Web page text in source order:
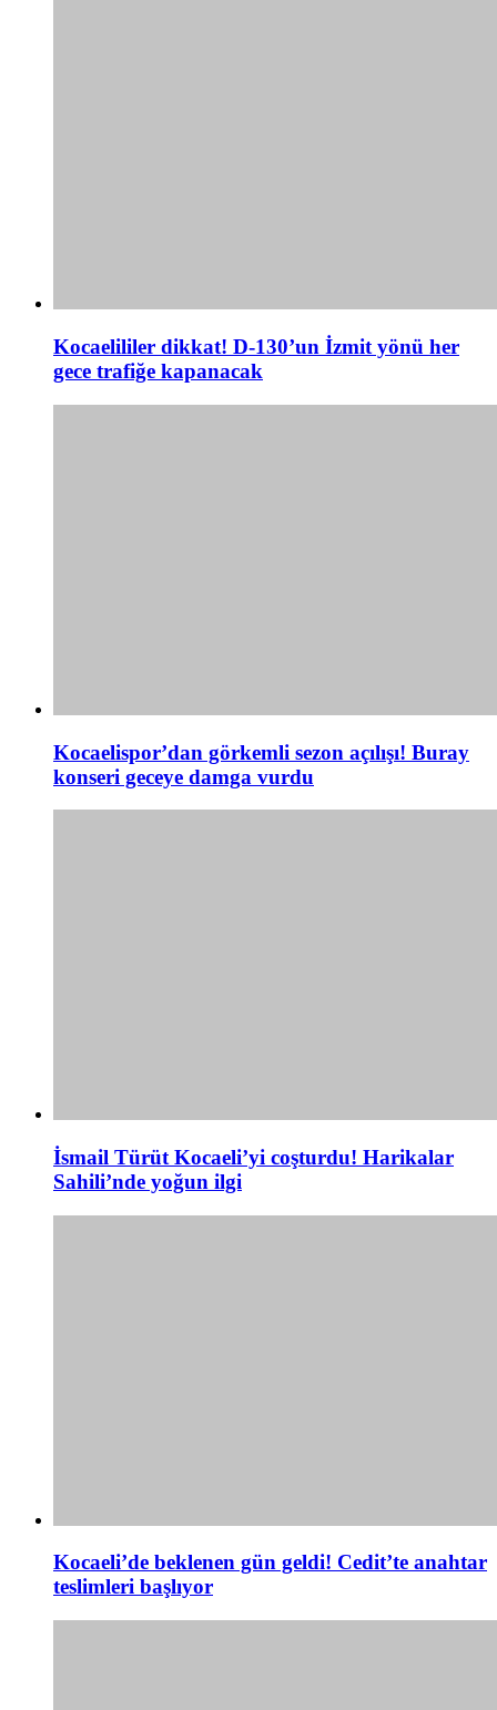
Kocaelililer dikkat! D-130’un İzmit yönü her
gece trafiğe kapanacak
Kocaelispor’dan görkemli sezon açılışı! Buray
konseri geceye damga vurdu
İsmail Türüt Kocaeli’yi coşturdu! Harikalar
Sahili’nde yoğun ilgi
Kocaeli’de beklenen gün geldi! Cedit’te anahtar
teslimleri başlıyor